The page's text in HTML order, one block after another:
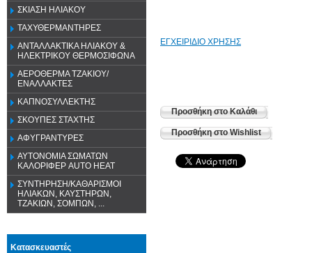
ΣΚΙΑΣΗ ΗΛΙΑΚΟΥ
ΤΑΧΥΘΕΡΜΑΝΤΗΡΕΣ
ΑΝΤΑΛΛΑΚΤΙΚΑ ΗΛΙΑΚΟΥ &
ΗΛΕΚΤΡΙΚΟΥ ΘΕΡΜΟΣΙΦΩΝΑ
ΑΕΡΟΘΕΡΜΑ ΤΖΑΚΙΟΥ/
ΕΝΑΛΛΑΚΤΕΣ
ΚΑΠΝΟΣΥΛΛΕΚΤΗΣ
ΣΚΟΥΠΕΣ ΣΤΑΧΤΗΣ
ΑΦΥΓΡΑΝΤΥΡΕΣ
ΑΥΤΟΝΟΜΙΑ ΣΩΜΑΤΩΝ
ΚΑΛΟΡΙΦΕΡ AUTO HEAT
ΣΥΝΤΗΡΗΣΗ/ΚΑΘΑΡΙΣΜΟΙ
ΗΛΙΑΚΩΝ, ΚΑΥΣΤΗΡΩΝ,
ΤΖΑΚΙΩΝ, ΣΟΜΠΩΝ, ...
Κατασκευαστές
ΕΓΧΕΙΡΙΔΙΟ ΧΡΗΣΗΣ
Προσθήκη στο Καλάθι
Προσθήκη στο Wishlist